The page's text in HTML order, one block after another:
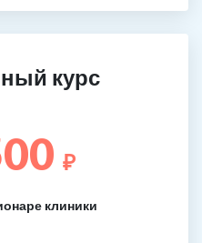
курс
₽
клиники